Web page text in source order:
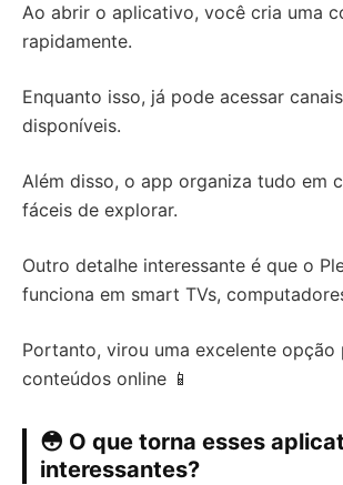
Ao abrir o aplicativo, você cria uma
rapidamente.
Enquanto isso, já pode acessar
disponíveis.
Além disso, o app organiza tudo em
fáceis de explorar.
Outro detalhe interessante é que o
funciona em smart TVs,
Portanto, virou uma excelente opção
conteúdos online 📱
😳 O que torna esses
interessantes?